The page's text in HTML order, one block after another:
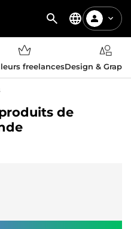
freelancesDesign &
de